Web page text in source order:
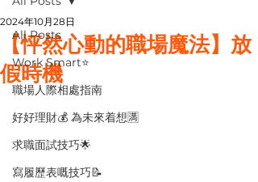
All Posts
Work Smart⭐️
職場人際相處指南
好好理財💰 為未來着想🈵
求職面試技巧🌟
寫履歷表嘅技巧📝
【怦然心動的職場魔法】放
假時機
2024年10月28日